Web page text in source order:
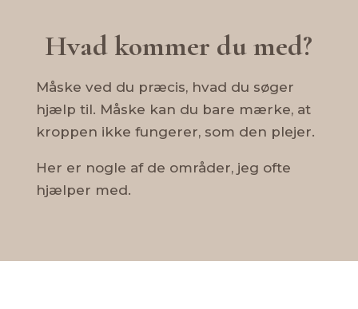
Hvad kommer du med?
Måske ved du præcis, hvad du søger
hjælp til. Måske kan du bare mærke, at
kroppen ikke fungerer, som den plejer.
Her er nogle af de områder, jeg ofte
hjælper med.